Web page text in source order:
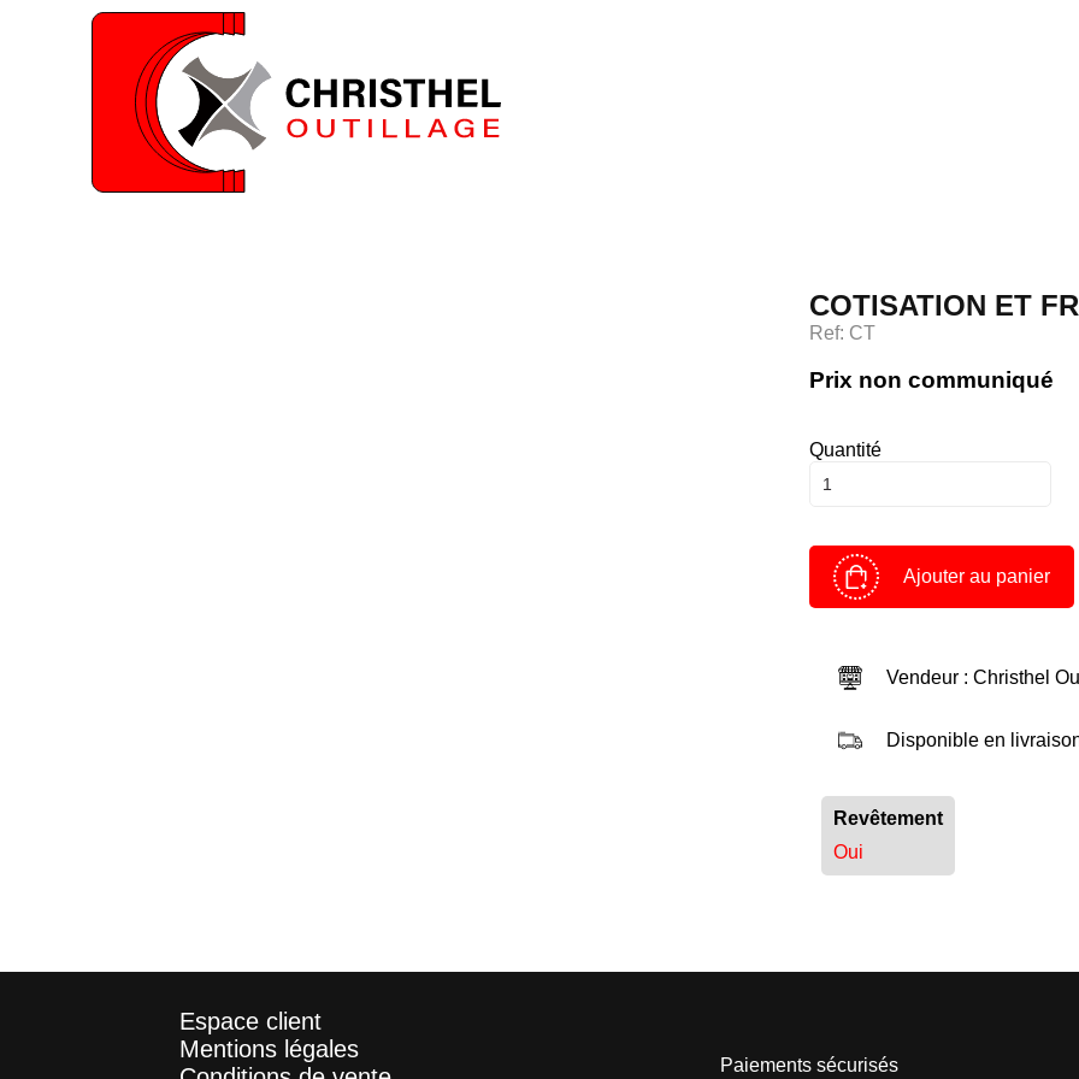
Savoir faire
Catalogue
Contact
Panier
Devenir client
Espace Client
COTISATION ET
Ref: CT
Prix non communiqué
Quantité
Ajouter au panier
Vendeur : Christhel
Disponible en
Revêtement
Oui
Espace client
Mentions légales
Paiements sécurisés